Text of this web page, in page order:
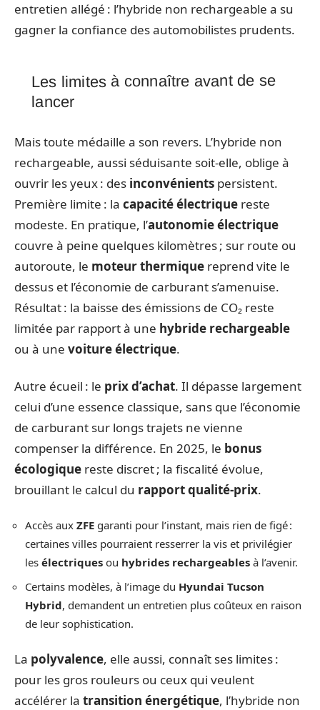
entretien allégé : l’hybride non rechargeable a su
gagner la confiance des automobilistes prudents.
Les limites à connaître avant de se
lancer
Mais toute médaille a son revers. L’hybride non
rechargeable, aussi séduisante soit-elle, oblige à
ouvrir les yeux : des inconvénients persistent.
Première limite : la capacité électrique reste
modeste. En pratique, l’autonomie électrique
couvre à peine quelques kilomètres ; sur route ou
autoroute, le moteur thermique reprend vite le
dessus et l’économie de carburant s’amenuise.
Résultat : la baisse des émissions de CO₂ reste
limitée par rapport à une hybride rechargeable
ou à une voiture électrique.
Autre écueil : le prix d’achat. Il dépasse largement
celui d’une essence classique, sans que l’économie
de carburant sur longs trajets ne vienne
compenser la différence. En 2025, le bonus
écologique reste discret ; la fiscalité évolue,
brouillant le calcul du rapport qualité-prix.
Accès aux ZFE garanti pour l’instant, mais rien de figé :
certaines villes pourraient resserrer la vis et privilégier
les électriques ou hybrides rechargeables à l’avenir.
Certains modèles, à l’image du Hyundai Tucson
Hybrid, demandent un entretien plus coûteux en raison
de leur sophistication.
La polyvalence, elle aussi, connaît ses limites :
pour les gros rouleurs ou ceux qui veulent
accélérer la transition énergétique, l’hybride non